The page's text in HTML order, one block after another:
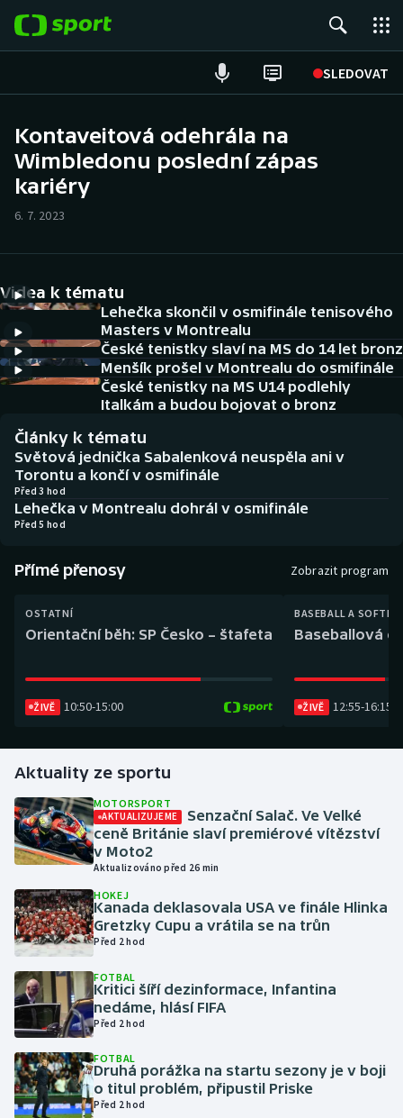
SLEDOVAT
Hokej
Cyklistika
DALŠÍ SPORTY
Americký fotbal
Basketbal
Biatlon
Curling
Dostihy
Florbal
Futsal
Golf
Gymnastika
Házená
Jezdectví
Judo
Krasobruslení
Lezení
Lyže a snowboard
NEPŘEHLÉDNĚTE
Historické návraty
Aplikace ČT sport
Kontaveitová odehrála na
Wimbledonu poslední zápas
kariéry
6. 7. 2023
Videa k tématu
Lehečka skončil v osmifinále tenisového
Masters v Montrealu
České tenistky slaví na MS do 14 let bronz
Menšík prošel v Montrealu do osmifinále
České tenistky na MS U14 podlehly
Italkám a budou bojovat o bronz
Články k tématu
Světová jednička Sabalenková neuspěla ani v
Torontu a končí v osmifinále
Před 3 hod
Lehečka v Montrealu dohrál v osmifinále
Před 5 hod
Přímé přenosy Zobrazit program
OSTATNÍ
Orientační běh: SP Česko – štafeta
ŽIVĚ 10:50-15:00
BASEBALL A
Baseballová
ŽIVĚ 12:55-16:15
Aktuality ze sportu
MOTORSPORT
AKTUALIZUJEME
Senzační Salač. Ve Velké
ceně Británie slaví premiérové vítězství
v Moto2
Aktualizováno před 26 min
HOKEJ
Kanada deklasovala USA ve finále Hlinka
Gretzky Cupu a vrátila se na trůn
Před 2 hod
FOTBAL
Kritici šíří dezinformace, Infantina
nedáme, hlásí FIFA
Před 2 hod
FOTBAL
Druhá porážka na startu sezony je v boji
o titul problém, připustil Priske
Před 2 hod